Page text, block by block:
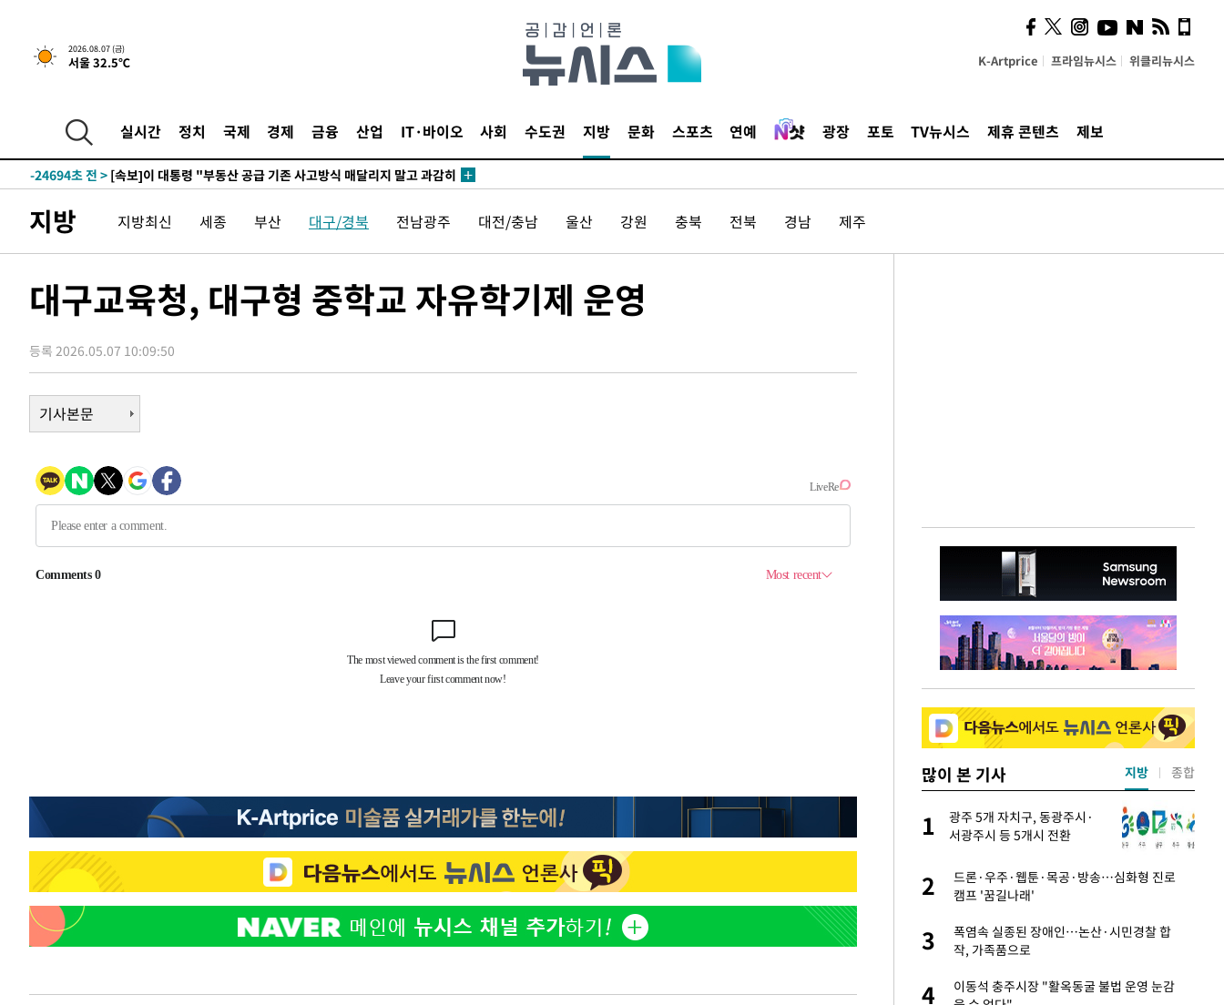
2026.08.07 (금)
서울 32.5℃ K-Artprice 프라임뉴시스 위클리뉴시스
실시간 정치 국제 경제 금융 산업 IT·바이오 사회 수도권 지방 문화 스포츠 연예 광장 포토 TV뉴시스 제휴 콘텐츠 제보
-2172초 전 >[속보]규제합리화위원회 부위원장에 김태유 서울대 공대 교수…이병
-29383초 전 > 미 사업체 일자리, 7월에 2.3만개 순감하고 그 전 2개월 10.3만개
하향수정 (2보)
-28831초 전 >
↓
-24694초 전 > [속보]이 대통령 "부동산 공급 기존 사고방식 매달리지 말고 과감히
운드는 임시"
-15347초 전 >
"낮 기온 소폭 하락"…수도권 폭염중대경보, 폭염경보로 하향
-15311초 전 >[속보]이 대통령, '호우피해' 안동·의성 관할 4개 면 특별재난지역
갈 수도
-13245초 전 >낮 최고 37도 찜통더위…곳곳 소나기·강원 많은 비[내일날씨]
응"
-8407초 전 >여자배구 이재영·이다영 자매, 아제르바이잔 투란VC 입단
-7660초 전 >외국인 심판 성 접대 7경기 들여다보니…한국 축구 '5승 2무'
-7394초 전 >
-7347초 전 >[속보]코스피, 6200선 약보합…0.60% 내린 6258.77에 마쳐
-7216초 전 > [속보] 노원서 40.1도 관측…서울, 2018년 이후 첫 40도
-4306초 전 >[속보]종합특검, '계엄 수용공간 확보' 신용해 前교정본부장 기소
-3179초 전 >외신들도 주목한 韓축구 파문…"국민적 공분에 수사 재개"
-2172초 전 >[속보]규제합리화위원회 부위원장에 김태유 서울대 공대 교수…이병
미 사업체 일자리, 7월에 2.3만개 순감하고 그 전 2개월 10.3만개
[속보] 미 사업체, 일자리 7월에 2.3만 개 줄어…실업률은 4.1%로
[속보]이 대통령 "부동산 공급 기존 사고방식 매달리지 말고 과감히
갈 수도
-13245초 전 >
낮 최고 37도 찜통더위…곳곳 소나기·강원 많은 비[내일날씨]
-11551초 전 >SK하이닉스, 용인·청주 팹에 54조 투자…"AI 메모리 수요 선제 대
-8407초 전 > 여자배구 이재영·이다영 자매, 아제르바이잔 투란VC 입단
-7660초 전 >외국인 심판 성 접대 7경기 들여다보니…한국 축구 '5승 2무'
-7394초 전 >
[속보]코스닥, 2.86포인트(0.36%) 내린 798.81마감
-7347초 전 >
[속보]코스피, 6200선 약보합…0.60% 내린 6258.77에 마쳐
-7216초 전 >[속보] 노원서 40.1도 관측…서울, 2018년 이후 첫 40도
지방 지방최신 세종 부산 대구/경북 전남광주 대전/충남 울산 강원 충북 전북 경남 제주
대구교육청, 대구형 중학교 자유학기제 운영
등록 2026.05.07 10:09:50
기사본문
많이 본 기사
"서장훈, 28억에 산 서초 건물
450억에 매물로"
2
은 미소
3
외국인 심판 성 접대 7경기 들여다보니…한
국 축구 '5승 2무'
4
1
광주 5개 자치구, 동광주시·
서광주시 등 5개시 전환
2
드론·우주·웹툰·목공·방송…심화형 진로
캠프 '꿈길나래'
3
폭염속 실종된 장애인…논산·시민경찰 합
작, 가족품으로
4
이동석 충주시장 "활옥동굴 불법 운영 눈감
지방 종합